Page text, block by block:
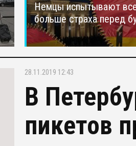
Немцы испытывают
больше страха перед
28.11.2019 12:43
В
пикетов